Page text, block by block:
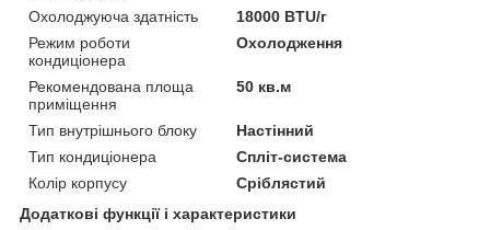
Охолоджуюча здатність
18000 BTU/г
Режим роботи
кондиціонера
Охолодження
Рекомендована площа
приміщення
50 кв.м
Тип внутрішнього блоку
Настінний
Тип кондиціонера
Спліт-система
Колір корпусу
Сріблястий
Додаткові функції і характеристики